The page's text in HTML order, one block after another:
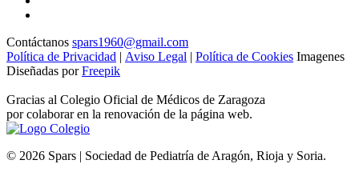
Contáctanos spars1960@gmail.com
Política de Privacidad | Aviso Legal | Política de Cookies Imagenes
Diseñadas porFreepik
Gracias al Colegio Oficial de Médicos de Zaragoza
por colaborar en la renovación de la página web.
© 2026 Spars | Sociedad de Pediatría de Aragón, Rioja y Soria.